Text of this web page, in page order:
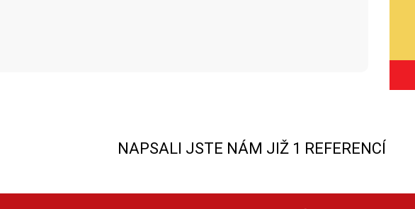
NAPSALI JSTE NÁM JIŽ 1 REFERENCÍ